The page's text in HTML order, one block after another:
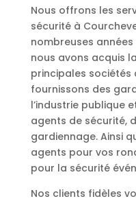
Nous offrons les
sécurité à
nombreuses
nous avons acquis
principales sociétés
fournissons des
l’industrie publique
agents de sécurité,
gardiennage. Ainsi
agents pour vos
pour la sécurité
Nos clients fidèles